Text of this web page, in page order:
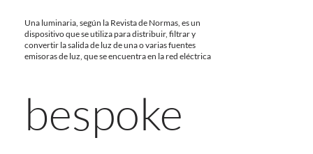
Una luminaria, según la Revista de Normas, es un
dispositivo que se utiliza para distribuir, filtrar y
convertir la salida de luz de una o varias fuentes
emisoras de luz, que se encuentra en la red eléctrica
bespoke